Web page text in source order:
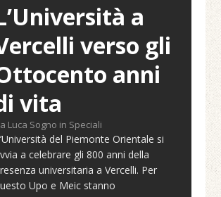
a
verso gli
anni
vita
Luca Sogno in Speciali
del Piemonte Orientale si
a celebrare gli 800 anni della
universitaria a Vercelli. Per
Upo e Meic stanno